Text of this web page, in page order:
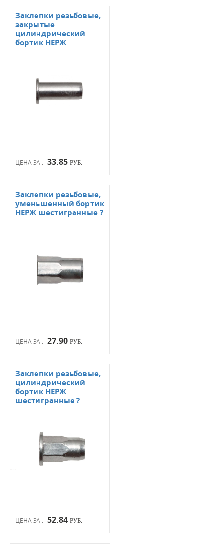
ЦЕНА ЗА : 33.85 РУБ.
Заклепки резьбовые,
закрытые
цилиндрический
бортик НЕРЖ
ЦЕНА ЗА : 27.90 РУБ.
Заклепки резьбовые,
уменьшенный бортик
НЕРЖ шестигранные ?
ЦЕНА ЗА : 52.84 РУБ.
Заклепки резьбовые,
цилиндрический
бортик НЕРЖ
шестигранные ?